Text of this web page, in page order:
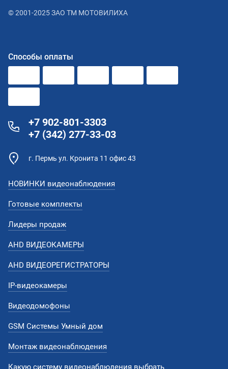
© 2001-2025 ЗАО ТМ МОТОВИЛИХА
Способы оплаты
+7 902-801-3303
+7 (342) 277-33-03
г. Пермь ул. Кронита 11 офис 43
НОВИНКИ видеонаблюдения
Готовые комплекты
Лидеры продаж
AHD ВИДЕОКАМЕРЫ
AHD ВИДЕОРЕГИСТРАТОРЫ
IP-видеокамеры
Видеодомофоны
GSM Системы Умный дом
Монтаж видеонаблюдения
Какую систему видеонаблюдения выбрать